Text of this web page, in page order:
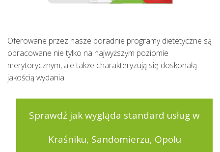
Oferowane przez nasze poradnie programy dietetyczne są
opracowane nie tylko na najwyższym poziomie
merytorycznym, ale także charakteryzują się doskonałą
jakością wydania.
Sprawdź jak wygląda standard usług w
Kraśniku, Sandomierzu, Opolu